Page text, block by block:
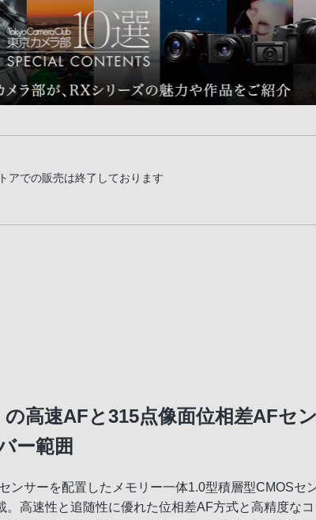
アでの販売は終了しております
の高速AFと315点像面位相差AFセ
ー範囲
ンサーを配置したメモリー一体1.0型積層型CMOSセ
。高速性と追随性に優れた位相差AF方式と高精度な